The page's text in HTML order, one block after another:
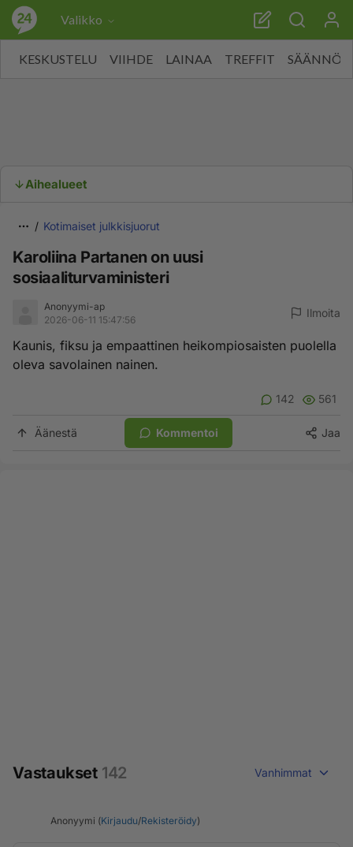
Valikko
KESKUSTELU VIIHDE LAINAA TREFFIT SÄÄNNÖT
Aihealueet
Kotimaiset julkkisjuorut
Karoliina Partanen on uusi
sosiaaliturvaministeri
Anonyymi-ap
2026-06-11 15:47:56
Ilmoita
Kaunis, fiksu ja empaattinen heikompiosaisten puolella
oleva savolainen nainen.
142 561
Äänestä Kommentoi Jaa
Vastaukset 142 Vanhimmat
Anonyymi (Kirjaudu/Rekisteröidy)